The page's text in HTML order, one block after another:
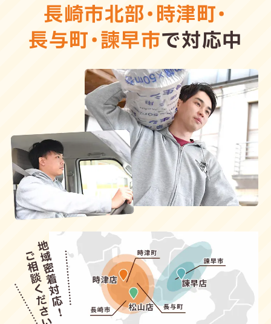
長崎市北部・時津町・
長与町・諫早市で対応中